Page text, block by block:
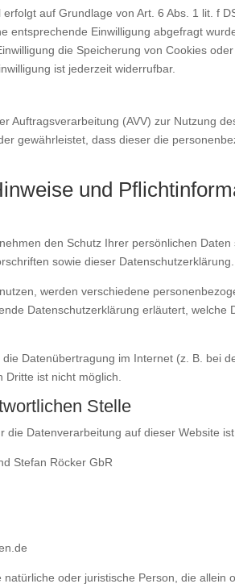
erfolgt auf Grundlage von Art. 6 Abs. 1 lit. f
entsprechende Einwilligung abgefragt
die Speicherung von Cookies
ist jederzeit widerrufbar.
Auftragsverarbeitung (AVV) zur Nutzung
gewährleistet, dass dieser die
und
den Schutz Ihrer persönlichen
sowie dieser Datenschutzerklärung.
werden verschiedene
Datenschutzerklärung erläutert,
Datenübertragung im Internet (z. B. bei
ist nicht möglich.
Stelle
die Datenverarbeitung auf dieser Website
Stefan Röcker GbR
natürliche oder juristische Person, die